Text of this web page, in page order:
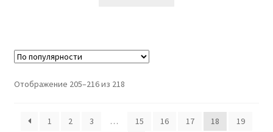
Отображение 205–216 из 218
1 2 3 … 15 16 17 18 19